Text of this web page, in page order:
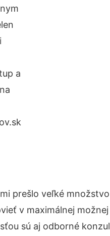
a
prešlo veľké
v maximálnej
sú aj odborné